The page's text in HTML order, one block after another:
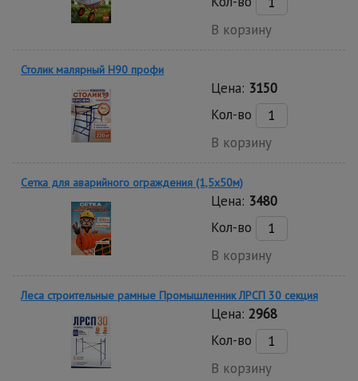
В корзину
Столик малярный H90 профи
Цена: 3150
Кол-во
В корзину
Сетка для аварийного ограждения (1,5х50м)
Цена: 3480
Кол-во
В корзину
Леса строительные рамные Промышленник ЛРСП 30 секция
Цена: 2968
Кол-во
В корзину